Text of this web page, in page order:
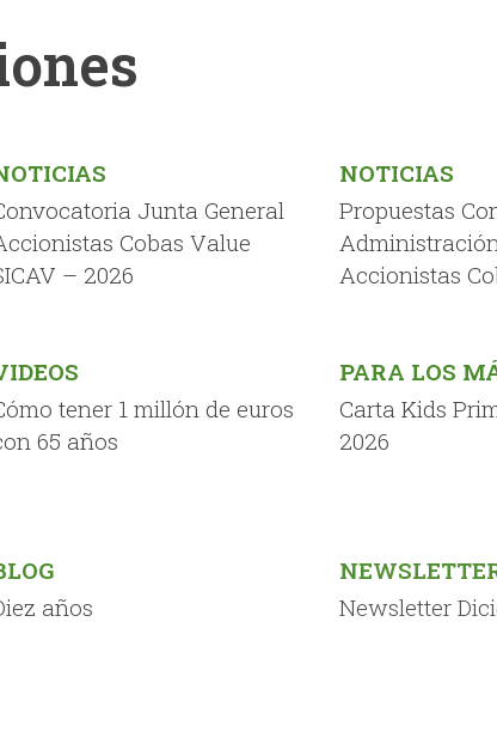
Junta General
Cobas Value
– 2026
NOTICIAS
Propuestas
Accionistas
tener 1 millón de euros
65 años
PARA LOS
Carta Kids
2026
años
Newsletter